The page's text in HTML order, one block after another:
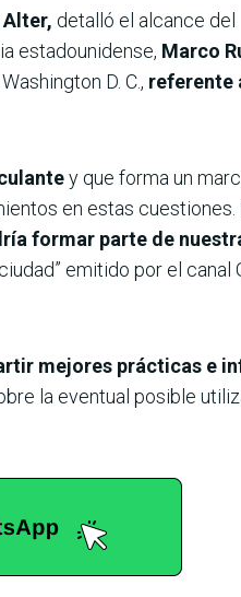
Alter, detalló el alcance del
estadounidense, Marco
D. C., referente
y que forma un
en estas cuestiones.
formar parte de
emitido por el canal
mejores prácticas e
la eventual posible